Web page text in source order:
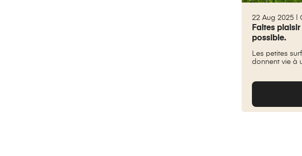
22 Aug 2025 |
Faites
possible.
Les petites
donnent vie à